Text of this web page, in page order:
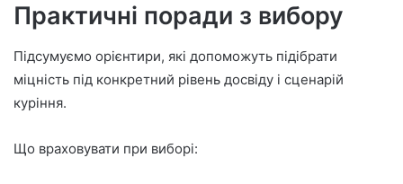
Практичні поради з вибору
Підсумуємо орієнтири, які допоможуть підібрати
міцність під конкретний рівень досвіду і сценарій
куріння.
Що враховувати при виборі: